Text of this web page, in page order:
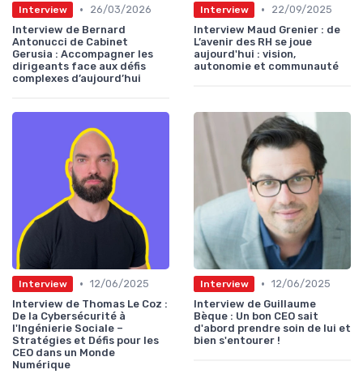
Interview •
26/03/2026
Interview de Bernard
Antonucci de Cabinet
Gerusia : Accompagner les
dirigeants face aux défis
complexes d’aujourd’hui
Interview •
22/09/2025
Interview Maud Grenier : de
L’avenir des RH se joue
aujourd'hui : vision,
autonomie et communauté
Interview • 12/06/2025
Interview de Thomas Le Coz :
De la Cybersécurité à
l'Ingénierie Sociale –
Stratégies et Défis pour les
CEO dans un Monde
Numérique
Interview • 12/06/2025
Interview de Guillaume
Bèque : Un bon CEO sait
d'abord prendre soin de lui et
bien s'entourer !